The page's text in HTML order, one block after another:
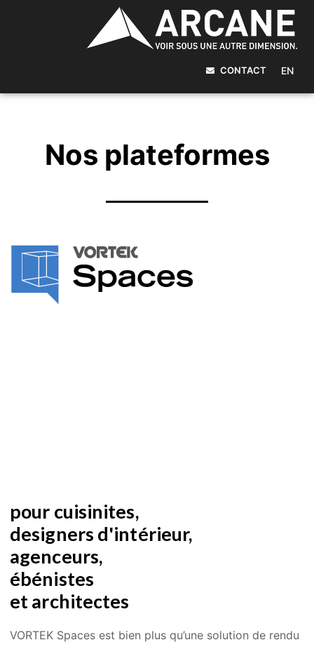
CONTACT EN
Nos plateformes
pour cuisinites,
designers d'intérieur,
agenceurs,
ébénistes
et architectes
VORTEK Spaces est bien plus qu’une solution de rendu